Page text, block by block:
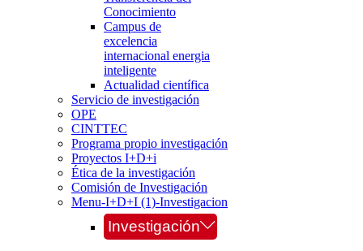
Conocimiento
Campus de
excelencia
internacional energia
inteligente
Actualidad científica
Servicio de investigación
OPE
CINTTEC
Programa propio investigación
Proyectos I+D+i
Ética de la investigación
Comisión de Investigación
Menu-I+D+I (1)-Investigacion
Investigación